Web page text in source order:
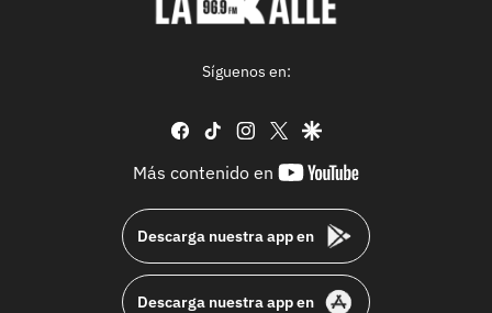
Síguenos en:
facebook
tiktok instagram
twittergoogle
Más contenido en
youtube-
Descarga nuestra app en
Descarga nuestra app en